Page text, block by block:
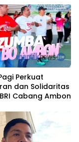
Perkuat
dan Solidaritas
Cabang Ambon